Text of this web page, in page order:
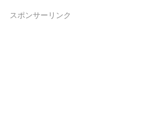
スポンサーリンク